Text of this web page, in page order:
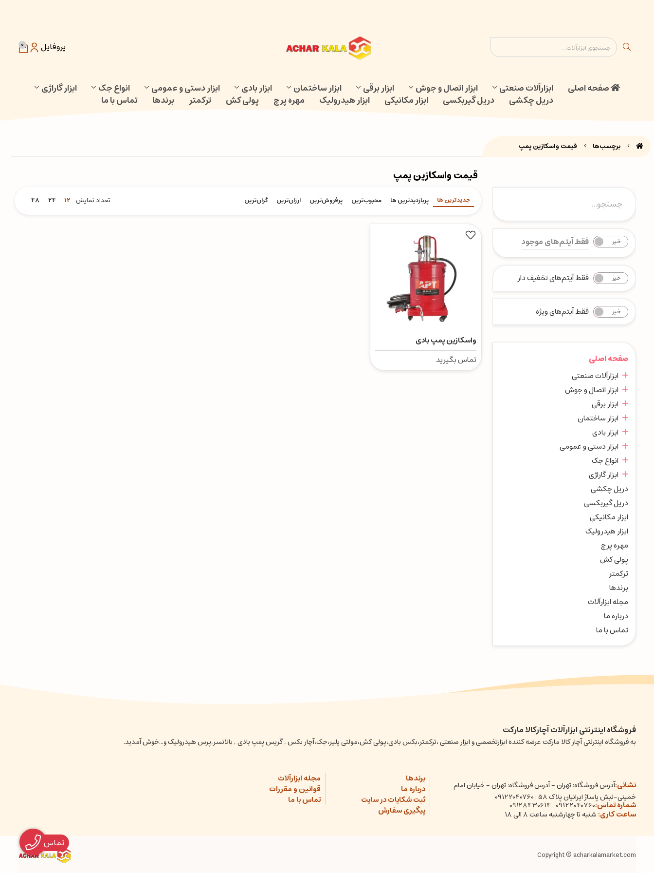
0 پروفایل
صفحه اصلی ابزارآلات صنعتی ابزار اتصال و جوش ابزار برقی ابزار ساختمان ابزار بادی ابزار دستی و عمومی انواع جک
ابزار گاراژی
دریل چکشی
دریل گیربکسی ابزار مکانیکی ابزار هیدرولیک مهره پرچ پولی کش ترکمتر برندها تماس با ما
برچسب‌ها قیمت واسکازین پمپ
بله خیر فقط آیتم‌های موجود
بله خیر فقط آیتم‌های تخفیف دار
بله خیر فقط آیتم‌های ویژه
صفحه اصلی
ابزارآلات صنعتی
ابزار اتصال و جوش
ابزار برقی
ابزار ساختمان
ابزار بادی
ابزار دستی و عمومی
انواع جک
ابزار گاراژی
دریل چکشی
دریل گیربکسی
ابزار مکانیکی
ابزار هیدرولیک
مهره پرچ
پولی کش
ترکمتر
برندها
مجله ابزارآلات
درباره ما
تماس با ما
قیمت واسکازین پمپ
جدیدترین ها پربازدیدترین ها محبوب‌‌ترین پرفروش‌ترین ارزان‌ترین گران‌ترین تعداد نمایش 12
24
48
واسکازین پمپ بادی
تماس بگیرید
فروشگاه اینترنتی ابزارآلات آچارکالا مارکت
به فروشگاه اینترنتی آچار کالا مارکت عرضه کننده ابزارتخصصی و ابزار صنعتی ،ترکمتر،بکس بادی،پولی کش،مولتی پلیر،جک،آچار بکس , گریس پمپ بادی , بالانسر,پرس هیدرولیک و...خوش آمدید.
نشانی:آدرس فروشگاه: تهران - آدرس فروشگاه: تهران - خیابان امام
خمینی-نبش پاساژ ایرانیان پلاک 58 : 09122040760
شماره تماس:09122040760
09128430614
ساعت کاری: شنبه تا چهارشنبه ساعت ۸ الی ۱۸
برندها
مجله ابزارآلات
درباره ما
قوانین و مقررات
ثبت شکایات در سایت
تماس با ما
پیگیری سفارش
Copyright © acharkalamarket.com
تماس